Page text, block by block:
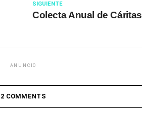
SIGUIENTE
Colecta Anual de Cáritas
ANUNCIO
2 COMMENTS